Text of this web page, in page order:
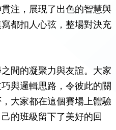
注，展現了出色的智慧與
都扣人心弦，整場對決充
間的凝聚力與友誼。大家
與邏輯思路，令彼此的關
大家都在這個賽場上體驗
的班級留下了美好的回